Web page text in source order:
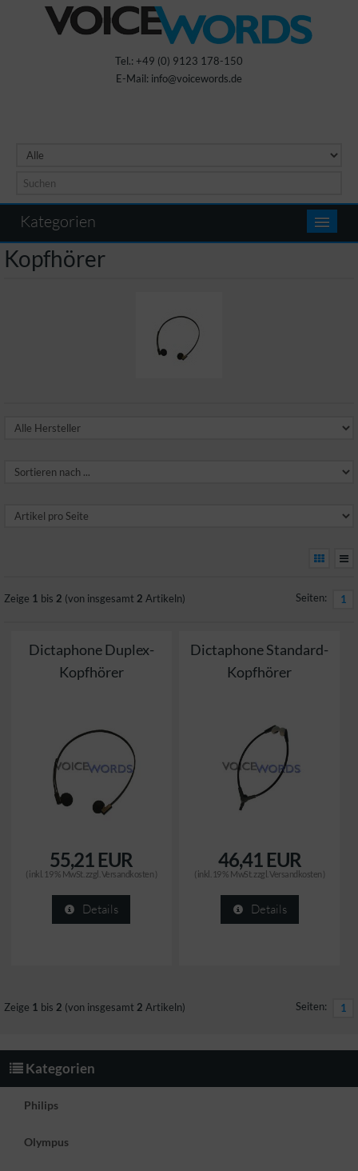
Tel.: +49 (0) 9123 178-150
E-Mail: info@voicewords.de
Kategorien
Kopfhörer
Zeige 1 bis 2 (von insgesamt 2 Artikeln) Seiten: 1
Dictaphone Duplex-
Kopfhörer
55,21 EUR
( inkl. 19 % MwSt. zzgl. Versandkosten )
Details
Dictaphone Standard-
Kopfhörer
46,41 EUR
( inkl. 19 % MwSt. zzgl.Versandkosten )
Details
Zeige 1 bis 2 (von insgesamt 2 Artikeln) Seiten: 1
Kategorien
Philips
Olympus